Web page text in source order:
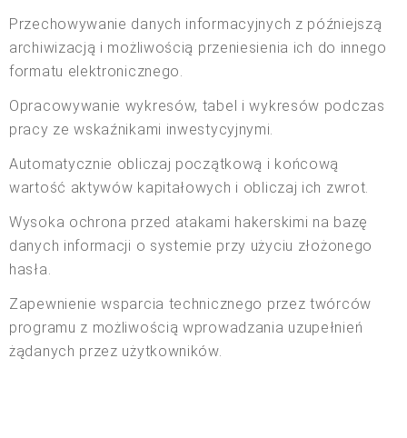
Przechowywanie danych informacyjnych z późniejszą
archiwizacją i możliwością przeniesienia ich do innego
formatu elektronicznego.
Opracowywanie wykresów, tabel i wykresów podczas
pracy ze wskaźnikami inwestycyjnymi.
Automatycznie obliczaj początkową i końcową
wartość aktywów kapitałowych i obliczaj ich zwrot.
Wysoka ochrona przed atakami hakerskimi na bazę
danych informacji o systemie przy użyciu złożonego
hasła.
Zapewnienie wsparcia technicznego przez twórców
programu z możliwością wprowadzania uzupełnień
żądanych przez użytkowników.